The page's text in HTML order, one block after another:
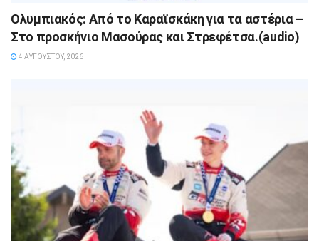
Ολυμπιακός: Από το Καραϊσκάκη για τα αστέρια –
Στο προσκήνιο Μασούρας και Στρεφέτσα.(audio)
4 ΑΥΓΟΎΣΤΟΥ, 2026